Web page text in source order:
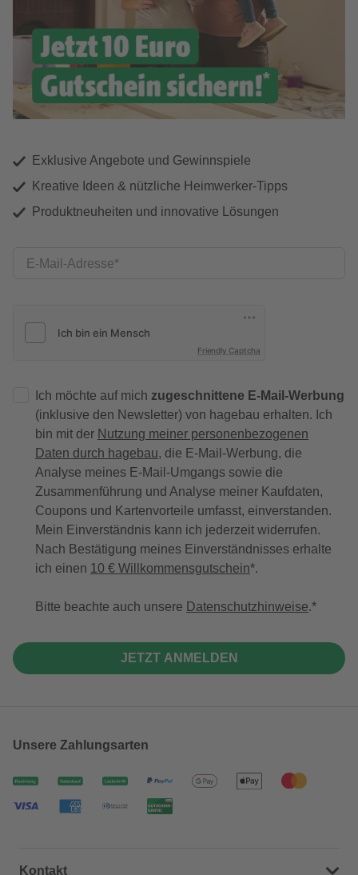
Exklusive Angebote und Gewinnspiele
Kreative Ideen & nützliche Heimwerker-Tipps
Produktneuheiten und innovative Lösungen
E-Mail-Adresse
Friendly Captcha
Ich möchte auf mich zugeschnittene E-Mail-Werbung
(inklusive den Newsletter) von hagebau erhalten. Ich
bin mit der Nutzung meiner personenbezogenen
Daten durch hagebau, die E-Mail-Werbung, die
Analyse meines E-Mail-Umgangs sowie die
Zusammenführung und Analyse meiner Kaufdaten,
Coupons und Kartenvorteile umfasst, einverstanden.
Mein Einverständnis kann ich jederzeit widerrufen.
Nach Bestätigung meines Einverständnisses erhalte
ich einen 10 € Willkommensgutschein*.
Bitte beachte auch unsere Datenschutzhinweise.
JETZT ANMELDEN
Unsere Zahlungsarten
Kontakt